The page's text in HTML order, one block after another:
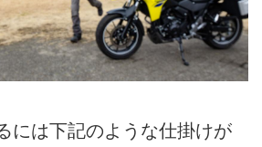
には下記のような仕掛けが